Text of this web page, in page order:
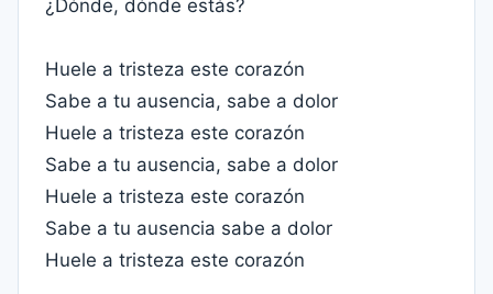
¿Dónde, dónde estás?
Huele a tristeza este corazón
Sabe a tu ausencia, sabe a dolor
Huele a tristeza este corazón
Sabe a tu ausencia, sabe a dolor
Huele a tristeza este corazón
Sabe a tu ausencia sabe a dolor
Huele a tristeza este corazón